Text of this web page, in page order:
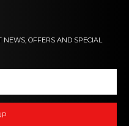
OFFERS AND SPECIAL